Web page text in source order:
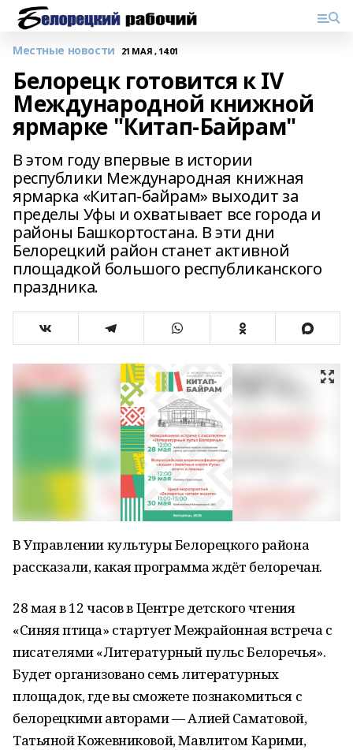
Местные новости 21 МАЯ , 14:01
Белорецк готовится к IV
Международной книжной
ярмарке "Китап-Байрам"
В этом году впервые в истории
республики Международная книжная
ярмарка «Китап-байрам» выходит за
пределы Уфы и охватывает все города и
районы Башкортостана. В эти дни
Белорецкий район станет активной
площадкой большого республиканского
праздника.
В Управлении культуры Белорецкого района
рассказали, какая программа ждёт белоречан.
28 мая в 12 часов в Центре детского чтения
«Синяя птица» стартует Межрайонная встреча с
писателями «Литературный пульс Белоречья».
Будет организовано семь литературных
площадок, где вы сможете познакомиться с
белорецкими авторами — Алией Саматовой,
Татьяной Кожевниковой, Мавлитом Карими,